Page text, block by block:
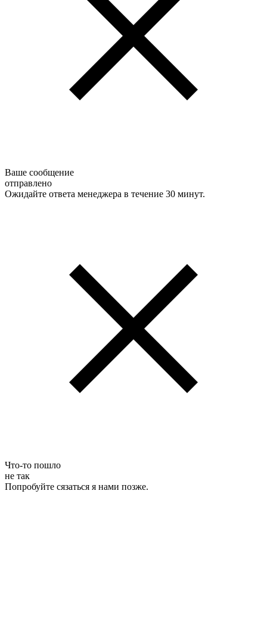
Ваше сообщение
отправлено
Ожидайте ответа менеджера в течение 30 минут.
Что-то пошло
не так
Попробуйте сязаться я нами позже.